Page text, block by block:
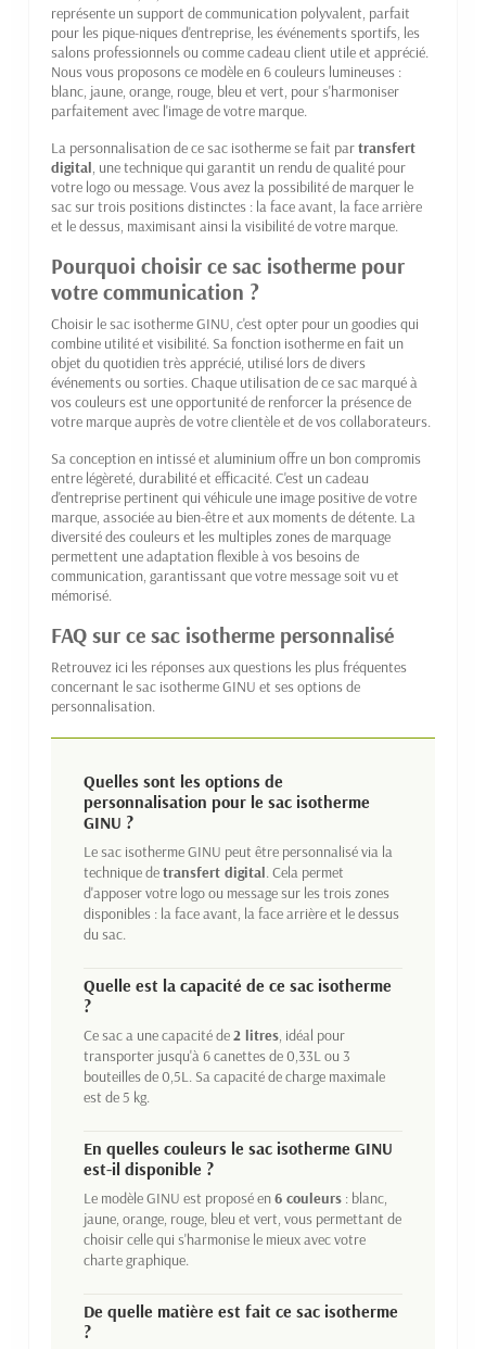
représente un support de communication polyvalent, parfait
pour les pique-niques d'entreprise, les événements sportifs, les
salons professionnels ou comme cadeau client utile et apprécié.
Nous vous proposons ce modèle en 6 couleurs lumineuses :
blanc, jaune, orange, rouge, bleu et vert, pour s'harmoniser
parfaitement avec l'image de votre marque.
La personnalisation de ce sac isotherme se fait partransfert
digital , une technique qui garantit un rendu de qualité pour
votre logo ou message. Vous avez la possibilité de marquer le
sac sur trois positions distinctes : la face avant, la face arrière
et le dessus, maximisant ainsi la visibilité de votre marque.
Pourquoi choisir ce sac isotherme pour
votre communication ?
Choisir le sac isotherme GINU, c'est opter pour un goodies qui
combine utilité et visibilité. Sa fonction isotherme en fait un
objet du quotidien très apprécié, utilisé lors de divers
événements ou sorties. Chaque utilisation de ce sac marqué à
vos couleurs est une opportunité de renforcer la présence de
votre marque auprès de votre clientèle et de vos collaborateurs.
Sa conception en intissé et aluminium offre un bon compromis
entre légèreté, durabilité et efficacité. C'est un cadeau
d'entreprise pertinent qui véhicule une image positive de votre
marque, associée au bien-être et aux moments de détente. La
diversité des couleurs et les multiples zones de marquage
permettent une adaptation flexible à vos besoins de
communication, garantissant que votre message soit vu et
mémorisé.
FAQ sur ce sac isotherme personnalisé
Retrouvez ici les réponses aux questions les plus fréquentes
concernant le sac isotherme GINU et ses options de
personnalisation.
Quelles sont les options de
personnalisation pour le sac isotherme
GINU ?
Le sac isotherme GINU peut être personnalisé via la
technique detransfert digital . Cela permet
d'apposer votre logo ou message sur les trois zones
disponibles : la face avant, la face arrière et le dessus
du sac.
Quelle est la capacité de ce sac isotherme
?
Ce sac a une capacité de2 litres , idéal pour
transporter jusqu'à 6 canettes de 0,33L ou 3
bouteilles de 0,5L. Sa capacité de charge maximale
est de 5 kg.
En quelles couleurs le sac isotherme GINU
est-il disponible ?
Le modèle GINU est proposé en6 couleurs : blanc,
jaune, orange, rouge, bleu et vert, vous permettant de
choisir celle qui s'harmonise le mieux avec votre
charte graphique.
De quelle matière est fait ce sac isotherme
?